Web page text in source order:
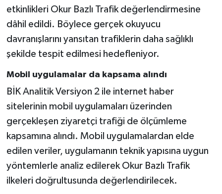
etkinlikleri Okur Bazlı Trafik değerlendirmesine
dâhil edildi. Böylece gerçek okuyucu
davranışlarını yansıtan trafiklerin daha sağlıklı
şekilde tespit edilmesi hedefleniyor.
Mobil uygulamalar da kapsama alındı
BİK Analitik Versiyon 2 ile internet haber
sitelerinin mobil uygulamaları üzerinden
gerçekleşen ziyaretçi trafiği de ölçümleme
kapsamına alındı. Mobil uygulamalardan elde
edilen veriler, uygulamanın teknik yapısına uygun
yöntemlerle analiz edilerek Okur Bazlı Trafik
ilkeleri doğrultusunda değerlendirilecek.